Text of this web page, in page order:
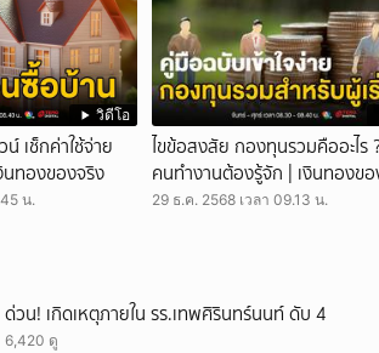
ใหม่สำราญ อำเภอบางละมุง จังหวัดชลบุรี เล่นเอา
งเตรียมงานบุญกฐินรีบมาช่วยกันใหญ่ เรียกว่าช่วย
ไปคิดว่าในวัดแท้ ๆ จะมีใครขี่รถตกบ่อเล็ก ๆ แบบนี้
เจ้าของโพสต์ เปิดเผยว่า เหตุการณ์เกิดขึ้นเมื่อวันที่
ายชาวต่างชาติคนนี้ขี่รถจักรยานยนต์มาพร้อมแฟน
วลงไปถ่ายรูปพระ ส่วนฝ่ายชายกำลังกลับรถ
ไหลพรวดลงไปในบ่อน้ำ แม้แต่แฟนสาวยังขำไปด้วย
บบาดเจ็บ และชดใช้ค่าเสียหายที่เกิดขึ้นกับเจ้าของ
อง CH7HD News ได้ที่ :
#ข่าวเย็นประเด็นร้อน #ข่าวช่อง7
ม CH7HD News และ TERO Digital ได้ที่ :
วิดีโอ
น์ เช็กค่าใช้จ่าย
นทองของจริง
น.
ไขข้อสงสัย กองทุนรวมคืออะไร
คนทำงานต้องรู้จัก | เงินทองขอ
29 ธ.ค. 2568 เวลา 09.13 น.
ด่วน! เกิดเหตุภายใน รร.เทพศิรินทร์นนท์ ดับ 4
6,420 ดู